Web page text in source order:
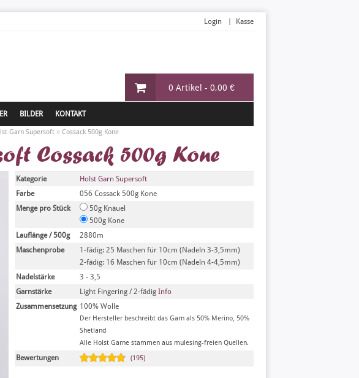
0 Artikel - 0,00 €
Login Kasse
BILDER KONTAKT
Garn Supersoft » Cossack 500g Kone
Cossack 500g Kone
Kategorie
Holst Garn Supersoft
Farbe
056 Cossack 500g Kone
Menge pro Stück
50g Knäuel
500g Kone
Lauflänge / 500g
2880m
Maschenprobe
1-fädig: 25 Maschen für 10cm (Nadeln 3-3,5mm)
2-fädig: 16 Maschen für 10cm (Nadeln 4-4,5mm)
Nadelstärke
3 - 3,5
Garnstärke
Light Fingering / 2-fädig Info
Zusammensetzung 100% Wolle
Der Hersteller beschreibt das Garn als 50% Merino, 50%
Shetland
Alle Holst Garne stammen aus mulesing-freien Quellen.
Bewertungen (195)